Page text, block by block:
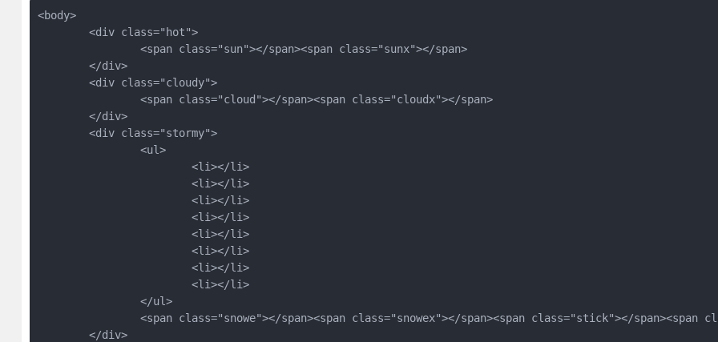
<body>
	<div class="hot">
		<span class="sun"></span><span class="sunx"></span>
	</div>
	<div class="cloudy">
		<span class="cloud"></span><span class="cloudx"></span>
	</div>
	<div class="stormy">
		<ul>
			<li></li>
			<li></li>
			<li></li>
			<li></li>
			<li></li>
			<li></li>
			<li></li>
			<li></li>
		</ul>
<span class="snowe"></span><span class="snowex"></span><span class="stick"></span><span
	</div>